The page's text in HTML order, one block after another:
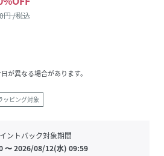
円 /税込
が異なる場合があります。
ッピング対象
ントバック対象期間
〜2026/08/12(水) 09:59